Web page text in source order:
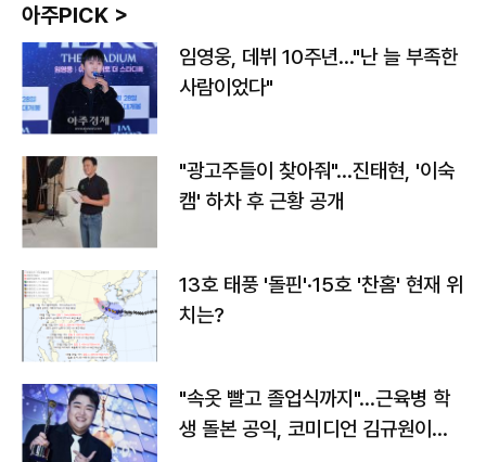
아주PICK >
임영웅, 데뷔 10주년…"난 늘 부족한
사람이었다"
"광고주들이 찾아줘"…진태현, '이숙
캠' 하차 후 근황 공개
13호 태풍 '돌핀'·15호 '찬홈' 현재 위
치는?
"속옷 빨고 졸업식까지"…근육병 학
생 돌본 공익, 코미디언 김규원이었